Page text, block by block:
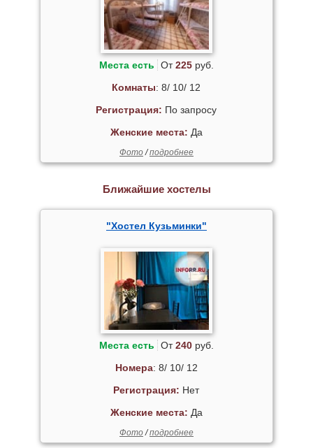
Места есть От225руб.
Комнаты: 8/ 10/ 12
Регистрация: По запросу
Женские места: Да
Фото/подробнее
Ближайшие хостелы
"Хостел Кузьминки"
Места есть От240руб.
Номера: 8/ 10/ 12
Регистрация: Нет
Женские места: Да
Фото/подробнее